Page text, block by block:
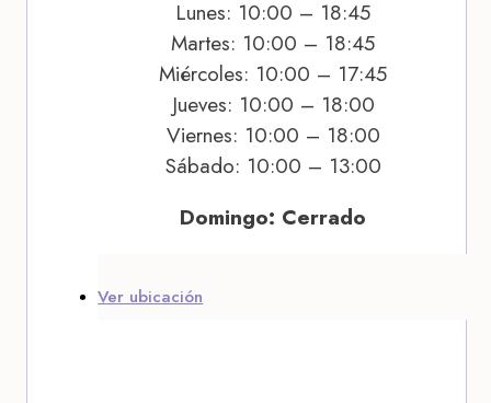
Lunes: 10:00 – 18:45
Martes: 10:00 – 18:45
Miércoles: 10:00 – 17:45
Jueves: 10:00 – 18:00
Viernes: 10:00 – 18:00
Sábado: 10:00 – 13:00
Domingo: Cerrado
Ver ubicación